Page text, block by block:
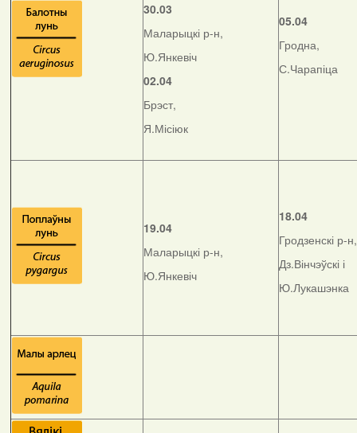
30.03
Маларыцкі р-н,
Ю.Янкевіч
02.04
Брэст,
Я.Місіюк
05.04
Гродна,
С.Чарапіца
19.04
Маларыцкі р-н,
Ю.Янкевіч
18.04
Гродзенскі р-н,
Дз.Вінчэўскі і
Ю.Лукашэнка